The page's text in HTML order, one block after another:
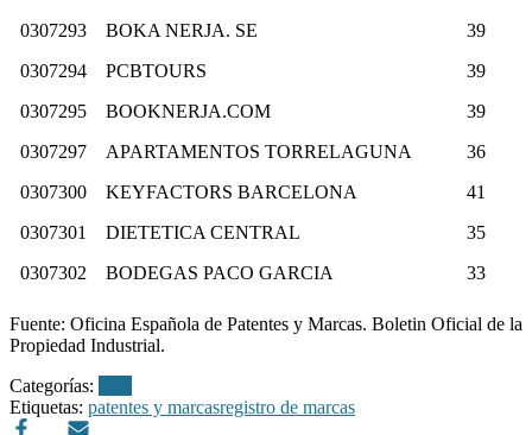
0307293 BOKA NERJA. SE
39
0307294
PCBTOURS
39
0307295
BOOKNERJA.COM
39
0307297
APARTAMENTOS TORRELAGUNA
36
0307300
KEYFACTORS BARCELONA
41
0307301
DIETETICA CENTRAL
35
0307302
BODEGAS PACO GARCIA 33
Fuente: Oficina Española de Patentes y Marcas. Boletin Oficial de la
Propiedad Industrial.
Categorías:
Etiquetas: patentes y marcasregistro de marcas